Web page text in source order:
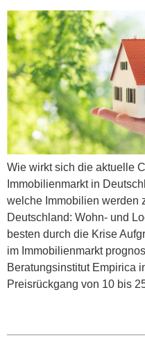
Wie wirkt sich die aktuelle
Immobilienmarkt in
welche Immobilien werden
Deutschland: Wohn- und
besten durch die Krise
im Immobilienmarkt
Beratungsinstitut Empirica
Preisrückgang von 10 bis